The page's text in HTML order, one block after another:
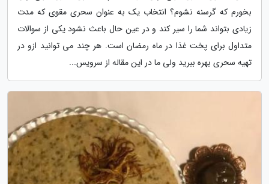
بخورم که گرسنه نشوم؟ انتخاب یک به عنوان سحری مقوی که مدت
زیادی بتواند شما را سیر کند و در عین حال باعث نشود یکی از سوالات
متداول برای پخت غذا در ماه رمضان است. هر چند می توانید ازو در
تهیه سحری بهره ببرید ولی ما در این مقاله از سرویس...